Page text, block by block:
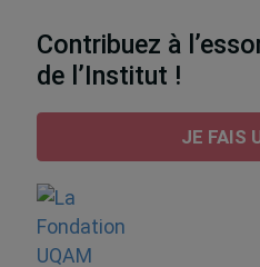
Contribuez à
de l’Institut !
JE FAIS